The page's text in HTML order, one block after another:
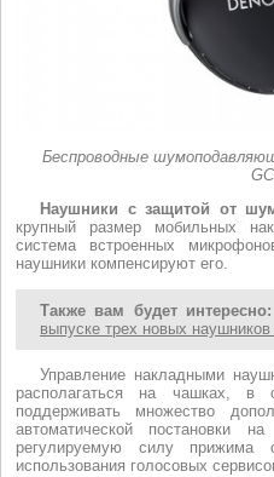
Беспроводные
Наушники с защитой от
крупный размер мобильных
система встроенных
наушники компенсируют его.
Также вам будет интересно:
выпуске трех новых
Управление накладными
располагаться на чашках, в
поддерживать множество
автоматической постановки
регулируемую силу
использования голосовых